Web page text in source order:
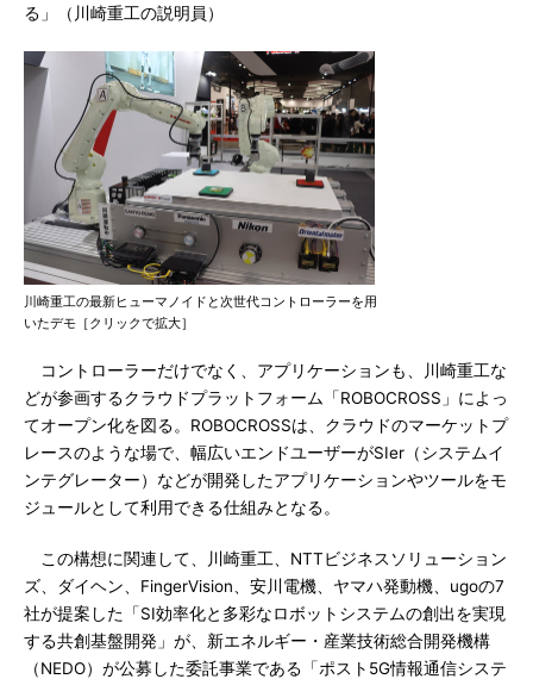
る」（川崎重工の説明員）
川崎重工の最新ヒューマノイドと次世代コントローラーを用
いたデモ［クリックで拡大］
コントローラーだけでなく、アプリケーションも、川崎重工な
どが参画するクラウドプラットフォーム「ROBOCROSS」によっ
てオープン化を図る。ROBOCROSSは、クラウドのマーケットプ
レースのような場で、幅広いエンドユーザーがSIer（システムイ
ンテグレーター）などが開発したアプリケーションやツールをモ
ジュールとして利用できる仕組みとなる。
この構想に関連して、川崎重工、NTTビジネスソリューション
ズ、ダイヘン、FingerVision、安川電機、ヤマハ発動機、ugoの7
社が提案した「SI効率化と多彩なロボットシステムの創出を実現
する共創基盤開発」が、新エネルギー・産業技術総合開発機構
（NEDO）が公募した委託事業である「ポスト5G情報通信システ